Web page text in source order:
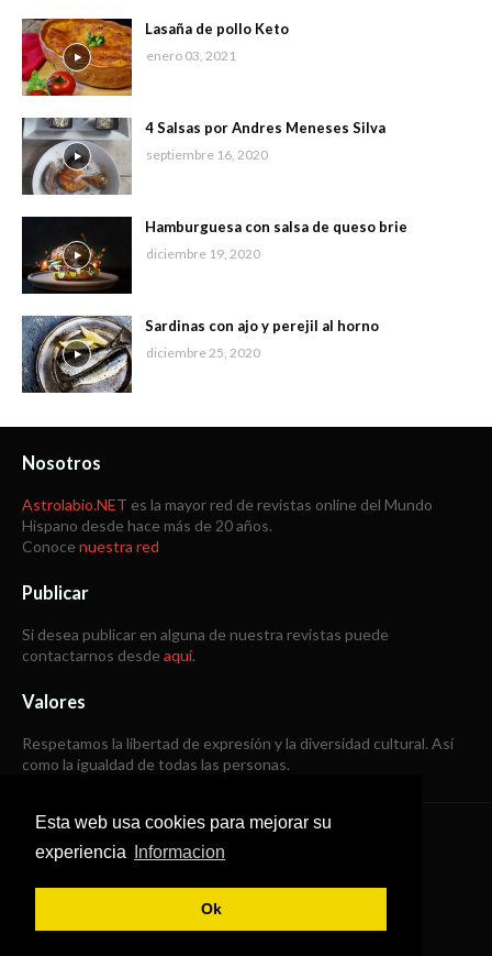
Esta web usa cookies para mejorar su
experiencia
Informacion
Ok
Lasaña de pollo Keto
enero 03, 2021
4 Salsas por Andres Meneses Silva
septiembre 16, 2020
Hamburguesa con salsa de queso brie
diciembre 19, 2020
Sardinas con ajo y perejil al horno
diciembre 25, 2020
Nosotros
Astrolabio.NET es la mayor red de revistas online del Mundo
Hispano desde hace más de 20 años.
Conoce nuestra red
Publicar
Si desea publicar en alguna de nuestra revistas puede
contactarnos desde aquí.
Valores
Respetamos la libertad de expresión y la diversidad cultural. Así
como la igualdad de todas las personas.
Copyright © 1998 -